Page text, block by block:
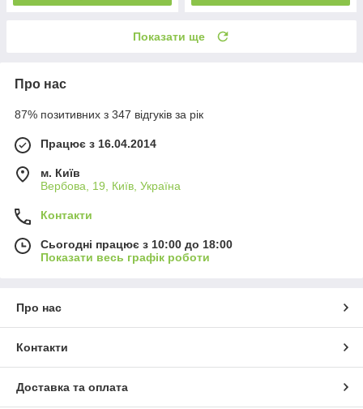
Показати ще
Про нас
87% позитивних з 347 відгуків за рік
Працює з 16.04.2014
м. Київ
Вербова, 19, Київ, Україна
Контакти
Сьогодні працює з 10:00 до 18:00
Показати весь графік роботи
Про нас
Контакти
Доставка та оплата